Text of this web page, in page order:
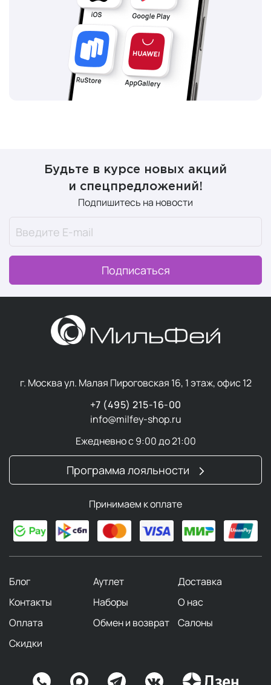
Будьте в курсе новых акций
и спецпредложений!
Подпишитесь на новости
Подписаться
г. Москва ул. Малая Пироговская 16, 1 этаж, офис 12
+7 (495) 215-16-00
info@milfey-shop.ru
Ежедневно с 9:00 до 21:00
Программа лояльности
Принимаем к оплате
Блог Аутлет
Доставка
Контакты
Наборы
О нас
Оплата
Обмен и возврат
Салоны
Скидки